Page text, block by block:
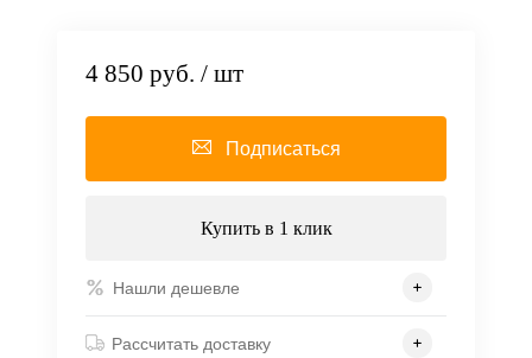
4 850 руб. / шт
Подписаться
Купить в 1 клик
Нашли дешевле
Рассчитать доставку